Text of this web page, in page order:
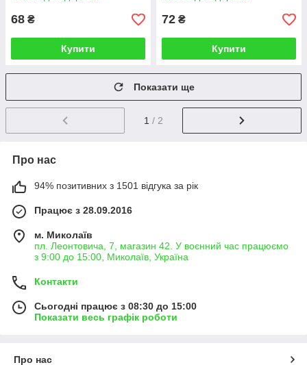
68 ₴
Купити
72 ₴
Купити
Показати ще
1 / 2
Про нас
94% позитивних з 1501 відгука за рік
Працює з 28.09.2016
м. Миколаїв
пл. Леонтовича, 7, магазин 42. У воєнний час працюємо
з 9:00 до 15:00, Миколаїв, Україна
Контакти
Сьогодні працює з 08:30 до 15:00
Показати весь графік роботи
Про нас